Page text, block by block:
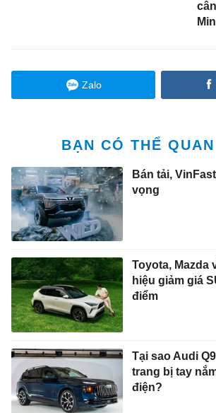
Zalo
BẠN CÓ THỂ
Bán tải,
vọng
Toyota, Mazda
hiệu giảm giá
điểm
Tại sao Audi
trang bị tay
điện?